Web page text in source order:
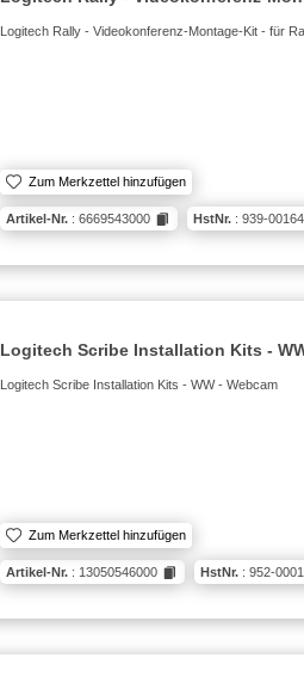
Logitech Rally - Videokonferenz-Montage-Kit - für
Zum Merkzettel hinzufügen
Artikel-Nr. : 6669543000 HstNr. : 939-
Logitech Scribe Installation Kits -
Logitech Scribe Installation Kits - WW - Webcam
Zum Merkzettel hinzufügen
Artikel-Nr. : 13050546000 HstNr. : 952-